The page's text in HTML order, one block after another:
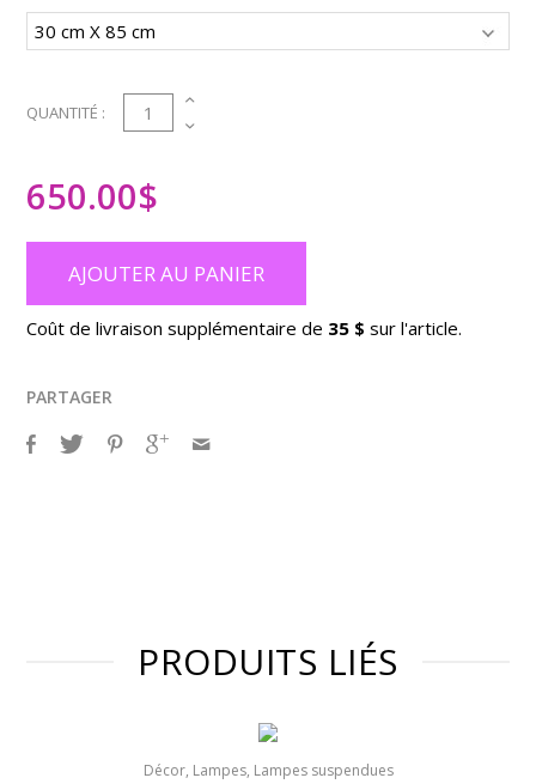
QUANTITÉ : 1
650.00$
AJOUTER AU PANIER
Coût de livraison supplémentaire de 35 $sur l'article.
PARTAGER
PRODUITS LIÉS
Décor, Lampes, Lampes suspendues